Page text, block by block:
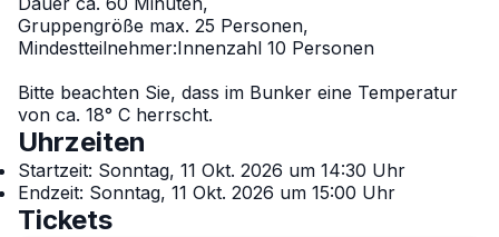
Gruppengröße max. 25 Personen,
Mindestteilnehmer:Innenzahl 10 Personen
Bitte beachten Sie, dass im Bunker eine Temperatur
von ca. 18° C herrscht.
Uhrzeiten
Startzeit: Sonntag, 11 Okt. 2026 um 14:30 Uhr
Endzeit: Sonntag, 11 Okt. 2026 um 15:00 Uhr
Tickets